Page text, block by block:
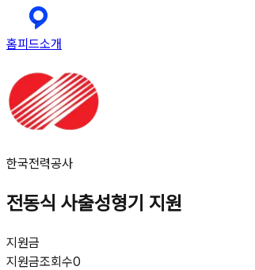
홈피드소개
한국전력공사
전동식 사출성형기 지원
지원금
지원금조회수0